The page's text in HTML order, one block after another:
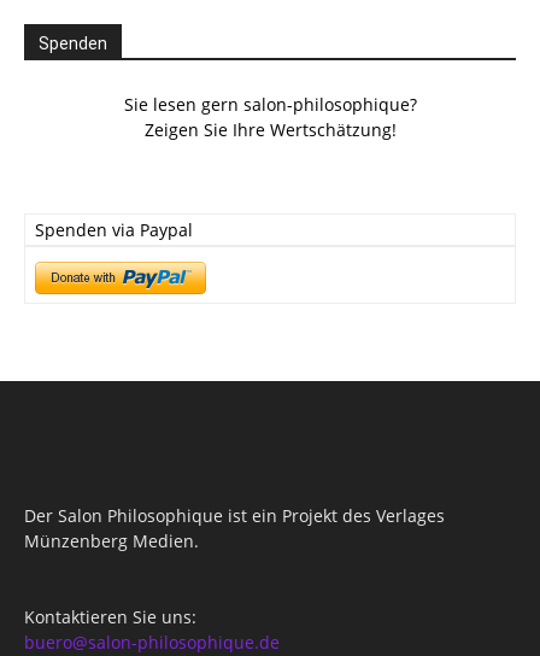
Spenden
Sie lesen gern salon-philosophique?
Zeigen Sie Ihre Wertschätzung!
Spenden via Paypal
Der Salon Philosophique ist ein Projekt des Verlages
Münzenberg Medien.
Kontaktieren Sie uns:
buero@salon-philosophique.de